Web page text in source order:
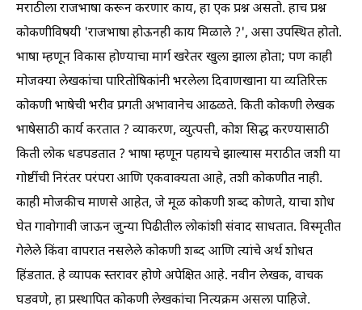
मराठीला राजभाषा करून करणार काय, हा एक प्रश्न असतो. हाच प्रश्न
कोकणीविषयी 'राजभाषा होऊनही काय मिळाले ?', असा उपस्थित होतो.
भाषा म्हणून विकास होण्याचा मार्ग खरेतर खुला झाला होता; पण काही
मोजक्या लेखकांचा पारितोषिकांनी भरलेला दिवाणखाना या व्यतिरिक्त
कोकणी भाषेची भरीव प्रगती अभावानेच आढळते. किती कोकणी लेखक
भाषेसाठी कार्य करतात ? व्याकरण, व्युत्पत्ती, कोश सिद्ध करण्यासाठी
किती लोक धडपडतात ? भाषा म्हणून पहायचे झाल्यास मराठीत जशी या
गोष्टींची निरंतर परंपरा आणि एकवाक्यता आहे, तशी कोकणीत नाही.
काही मोजकीच माणसे आहेत, जे मूळ कोकणी शब्द कोणते, याचा शोध
घेत गावोगावी जाऊन जुन्या पिढीतील लोकांशी संवाद साधतात. विस्मृतीत
गेलेले किंवा वापरात नसलेले कोकणी शब्द आणि त्यांचे अर्थ शोधत
हिंडतात. हे व्यापक स्तरावर होणे अपेक्षित आहे. नवीन लेखक, वाचक
घडवणे, हा प्रस्थापित कोकणी लेखकांचा नित्यक्रम असला पाहिजे.